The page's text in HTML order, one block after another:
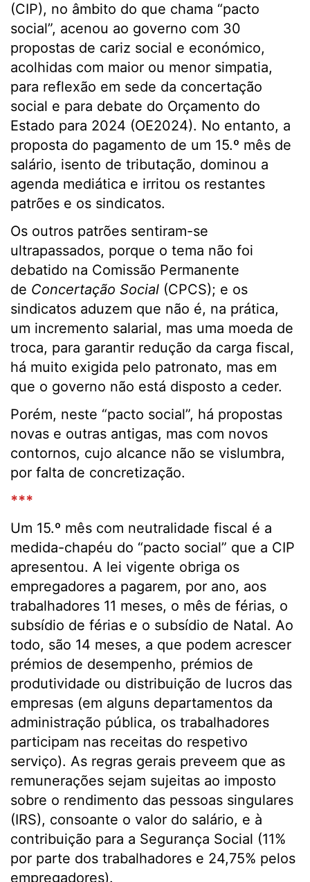
(CIP), no âmbito do que chama “pacto
social”, acenou ao governo com 30
propostas de cariz social e económico,
acolhidas com maior ou menor simpatia,
para reflexão em sede da concertação
social e para debate do Orçamento do
Estado para 2024 (OE2024). No entanto, a
proposta do pagamento de um 15.º mês de
salário, isento de tributação, dominou a
agenda mediática e irritou os restantes
patrões e os sindicatos.
Os outros patrões sentiram-se
ultrapassados, porque o tema não foi
debatido na Comissão Permanente
de Concertação Social (CPCS); e os
sindicatos aduzem que não é, na prática,
um incremento salarial, mas uma moeda de
troca, para garantir redução da carga fiscal,
há muito exigida pelo patronato, mas em
que o governo não está disposto a ceder.
Porém, neste “pacto social”, há propostas
novas e outras antigas, mas com novos
contornos, cujo alcance não se vislumbra,
por falta de concretização.
***
Um 15.º mês com neutralidade fiscal é a
medida-chapéu do “pacto social” que a CIP
apresentou. A lei vigente obriga os
empregadores a pagarem, por ano, aos
trabalhadores 11 meses, o mês de férias, o
subsídio de férias e o subsídio de Natal. Ao
todo, são 14 meses, a que podem acrescer
prémios de desempenho, prémios de
produtividade ou distribuição de lucros das
empresas (em alguns departamentos da
administração pública, os trabalhadores
participam nas receitas do respetivo
serviço). As regras gerais preveem que as
remunerações sejam sujeitas ao imposto
sobre o rendimento das pessoas singulares
(IRS), consoante o valor do salário, e à
contribuição para a Segurança Social (11%
por parte dos trabalhadores e 24,75% pelos
empregadores).